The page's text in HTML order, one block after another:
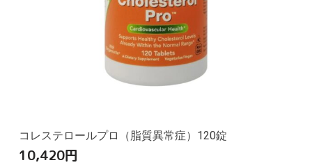
コレステロールプロ（脂質異常症）120錠
10,420円